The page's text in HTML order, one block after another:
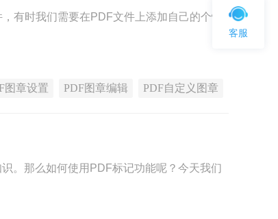
有时我们需要在PDF文件上添加自己的个性
图章设置 PDF图章编辑 PDF自定义图章
。那么如何使用PDF标记功能呢？今天我们
客服